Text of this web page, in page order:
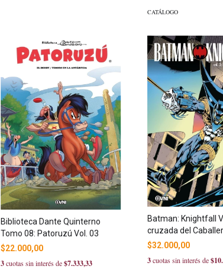
CATÁLOGO
Biblioteca Dante Quinterno
Tomo 08: Patoruzú Vol. 03
$22.000,00
3cuotas sin interés de$7.333,33
Batman: Knightfall
cruzada del
$32.000,00
3cuotas sin interés de